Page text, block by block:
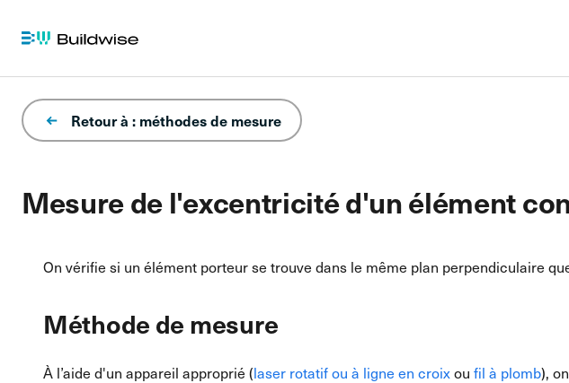
Mesure de l'excentricité d'un élément
Retour à : méthodes de mesure
On vérifie si un élément porteur se trouve dans le même plan perpendiculaire
Méthode de mesure
À l’aide d'un appareil approprié (laser rotatif ou à ligne en croixou fil à plomb),